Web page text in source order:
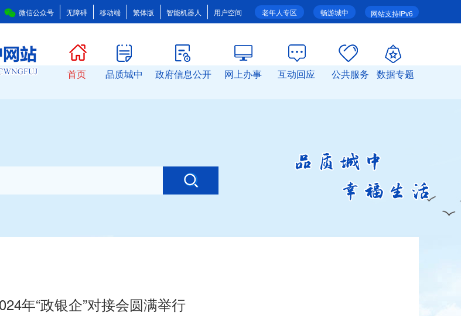
网站支持IPv6
畅游城中
老年人专区
微信公众号 无障碍 移动端 繁体版 智能机器人 用户空间
首页 品质城中 政府信息公开 网上办事 互动回应 公共服务 数据专题
年“政银企”对接会圆满举行